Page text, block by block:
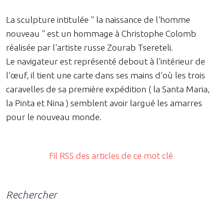
La sculpture intitulée " la naissance de l'homme
nouveau " est un hommage à Christophe Colomb
réalisée par l'artiste russe Zourab Tsereteli.
Le navigateur est représenté debout à l'intérieur de
l’œuf, il tient une carte dans ses mains d'où les trois
caravelles de sa première expédition ( la Santa Maria,
la Pinta et Nina ) semblent avoir largué les amarres
pour le nouveau monde.
Fil RSS des articles de ce mot clé
Rechercher